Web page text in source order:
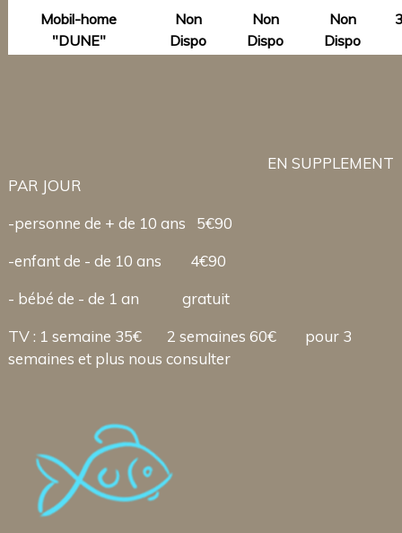
Mobil-home
"DUNE"
Non
Dispo
Non
Dispo
Non
Dispo
EN SUPPLEMENT
PAR JOUR
-personne de + de 10 ans 5€90
-enfant de - de 10 ans 4€90
- bébé de - de 1 an gratuit
TV : 1 semaine 35€ 2 semaines 60€ pour 3
semaines et plus nous consulter